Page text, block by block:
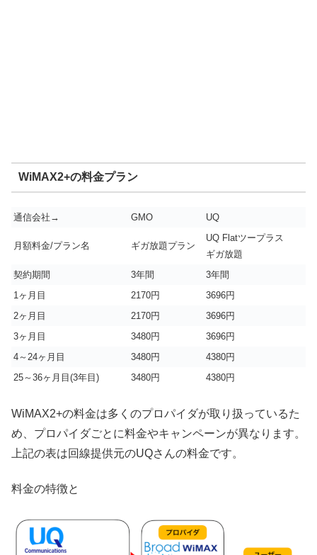
WiMAX2+の料金プラン
通信会社→ GMO UQ
月額料金/プラン名 ギガ放題プラン
UQ Flatツープラス
ギガ放題
契約期間
3年間
3年間
1ヶ月目
2170円
3696円
2ヶ月目
2170円
3696円
3ヶ月目
3480円
3696円
4～24ヶ月目
3480円
4380円
25～36ヶ月目(3年目)
3480円 4380円
WiMAX2+の料金は多くのプロパイダが取り扱っているた
め、プロパイダごとに料金やキャンペーンが異なります。
上記の表は回線提供元のUQさんの料金です。
料金の特徴と